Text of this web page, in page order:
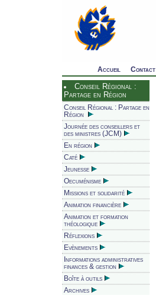
Accueil Contact
Conseil Régional :
Partage en Région
Conseil Régional : Partage en
Région
Journée des conseillers et
des ministres (JCM)
En région
Caté
Jeunesse
Oecuménisme
Missions et solidarité
Animation financière
Animation et formation
théologique
Réflexions
Evènements
Informations administratives
finances & gestion
Boîte à outils
Archives